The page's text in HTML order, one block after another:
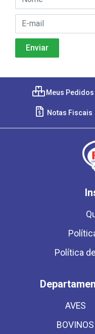
Meus Pedidos
Notas Fiscais
Política
AVES
BOVINOS